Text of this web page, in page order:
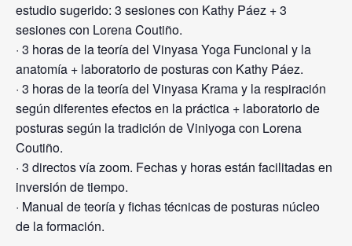
estudio sugerido: 3 sesiones con Kathy Páez + 3
sesiones con Lorena Coutiño.
· 3 horas de la teoría del Vinyasa Yoga Funcional y la
anatomía + laboratorio de posturas con Kathy Páez.
· 3 horas de la teoría del Vinyasa Krama y la respiración
según diferentes efectos en la práctica + laboratorio de
posturas según la tradición de Viniyoga con Lorena
Coutiño.
· 3 directos vía zoom. Fechas y horas están facilitadas en
inversión de tiempo.
· Manual de teoría y fichas técnicas de posturas núcleo
de la formación.